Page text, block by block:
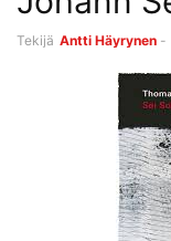
Tekijä Antti Häyrynen -